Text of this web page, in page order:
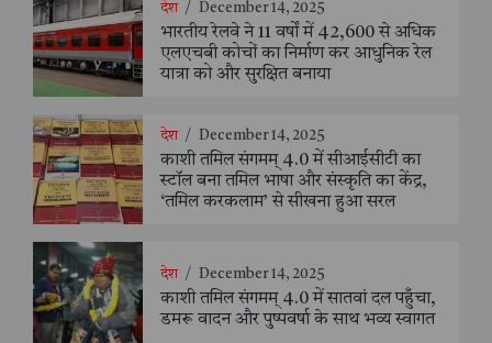
देश / December 14, 2025
भारतीय रेलवे ने 11 वर्षों में 42,600 से अधिक
एलएचबी कोचों का निर्माण कर आधुनिक रेल
यात्रा को और सुरक्षित बनाया
देश / December 14, 2025
काशी तमिल संगमम् 4.0 में सीआईसीटी का
स्टॉल बना तमिल भाषा और संस्कृति का केंद्र,
‘तमिल करकलाम’ से सीखना हुआ सरल
देश / December 14, 2025
काशी तमिल संगमम् 4.0 में सातवां दल पहुँचा,
डमरू वादन और पुष्पवर्षा के साथ भव्य स्वागत